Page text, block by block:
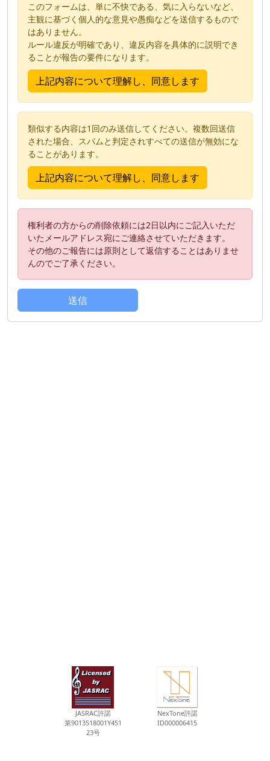
このフォームは、単に不快である、気に入らないなど、
主観に基づく個人的な意見や愚痴などを送信するもので
はありません。
ルール違反が明確であり、違反内容を具体的に説明でき
ることが報告の要件になります。
類似する内容は1回のみ送信してください。複数回送信
された場合、スパムと判定されすべての送信が無効にな
ることがあります。
権利者の方からの削除依頼には2日以内にご記入いただ
いたメールアドレス宛にご連絡させていただきます。
その他のご報告には原則として返信することはありませ
んのでご了承ください。
JASRAC許諾
第9013518001Y451
23号
NexTone許諾
ID000006415